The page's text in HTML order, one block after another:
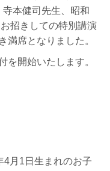
本健司先生、昭和
招きしての特別講演
満席となりました。
を開始いたします。
4月1日生まれのお子